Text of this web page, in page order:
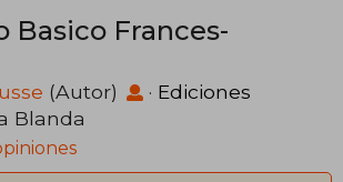
Basico Frances-
(Autor) · Ediciones
Blanda